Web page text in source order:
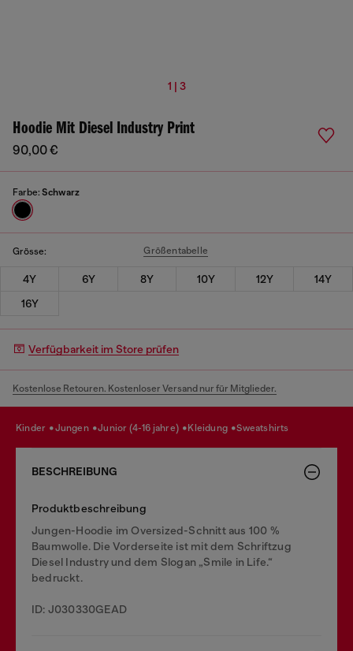
1 | 3
Hoodie Mit Diesel Industry Print
90,00 €
Farbe: Schwarz
Grösse: Größentabelle
4Y 6Y 8Y 10Y 12Y
14Y
16Y
Verfügbarkeit im Store prüfen
Kostenlose Retouren. Kostenloser Versand nur für Mitglieder.
kinder jungen junior (4-16 jahre) kleidung sweatshirts
BESCHREIBUNG
Produktbeschreibung
Jungen-Hoodie im Oversized-Schnitt aus 100 %
Baumwolle. Die Vorderseite ist mit dem Schriftzug
Diesel Industry und dem Slogan „Smile in Life.“
bedruckt.
ID: J030330GEAD